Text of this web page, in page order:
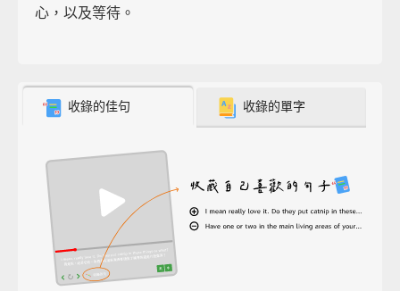
心，以及等待。
收錄的佳句 收錄的單字